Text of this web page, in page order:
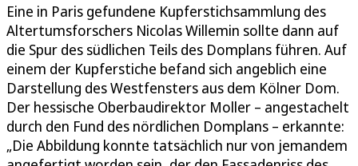
Eine in Paris gefundene Kupferstichsammlung des
Altertumsforschers Nicolas Willemin sollte dann auf
die Spur des südlichen Teils des Domplans führen. Auf
einem der Kupferstiche befand sich angeblich eine
Darstellung des Westfensters aus dem Kölner Dom.
Der hessische Oberbaudirektor Moller – angestachelt
durch den Fund des nördlichen Domplans – erkannte:
„Die Abbildung konnte tatsächlich nur von jemandem